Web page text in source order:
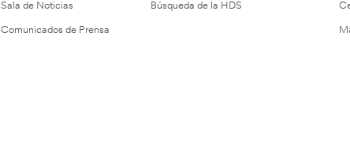
Sala de Noticias
Comunicados de Prensa
Búsqueda de la HDS